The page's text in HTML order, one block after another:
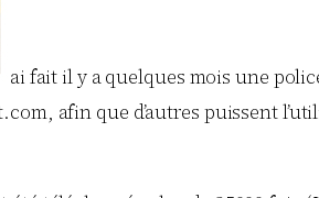
ai fait il y a quelques mois une
afin que d’autres puissent